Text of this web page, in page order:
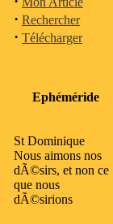
· Rechercher
· Télécharger
Ephéméride
St Dominique
Nous aimons nos
dÃ©sirs, et non ce
que nous
dÃ©sirions